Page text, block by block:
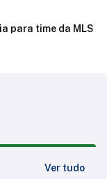
para time da MLS
Ver tudo